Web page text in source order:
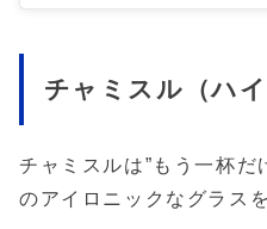
チャミスル（ハイ
チャミスルは”もう一杯だ
のアイロニックなグラス